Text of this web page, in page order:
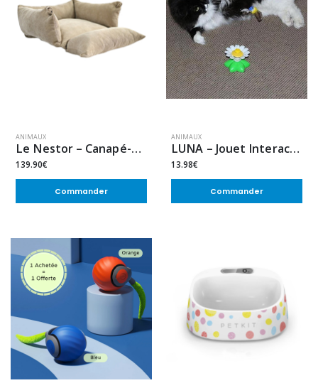
ANIMAUX
Le Nestor – Canapé-Lit
139.90€
Commander
ANIMAUX
LUNA – Jouet Interactif Pour Chats
13.98€
Commander